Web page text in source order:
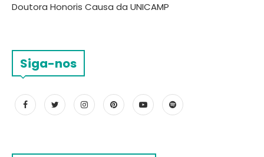
Doutora Honoris Causa da UNICAMP
Siga-nos